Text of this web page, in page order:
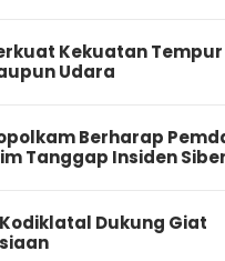
Kekuatan
Udara
Berharap
Tanggap Insiden Siber
Dukung Giat